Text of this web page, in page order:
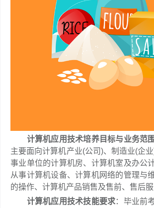
计算机应用技术培养目标与业务范围
主要面向计算机产业(公司)、制造业(企
事业单位的计算机房、计算机室及办公
从事计算机设备、计算机网络的管理与
的操作、计算机产品销售及售前、售后服
计算机应用技术技能要求：毕业前